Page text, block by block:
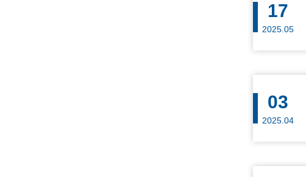
17
2025.05
03
2025.04